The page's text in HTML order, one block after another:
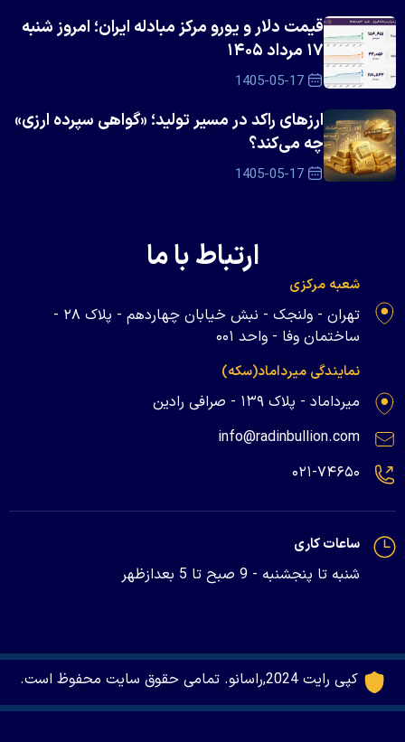
قیمت دلار و یورو مرکز مبادله ایران؛ امروز شنبه
۱۷ مرداد ۱۴۰۵
1405-05-17
ارزهای راکد در مسیر تولید؛ «گواهی سپرده ارزی»
چه می‌کند؟
1405-05-17
ارتباط با ما
شعبه مرکزی
تهران - ولنجک - نبش خیابان چهاردهم - پلاک ۲۸ -
ساختمان وفا - واحد ۰۰۱
نمایندگی میرداماد(سکه)
میرداماد - پلاک ۱۳۹ - صرافی رادین
info@radinbullion.com
۰۲۱-۷۴۶۵۰
ساعات کاری
شنبه تا پنجشنبه - 9 صبح تا 5 بعدازظهر
کپی رایت 2024,راسانو. تمامی حقوق سایت محفوظ است.